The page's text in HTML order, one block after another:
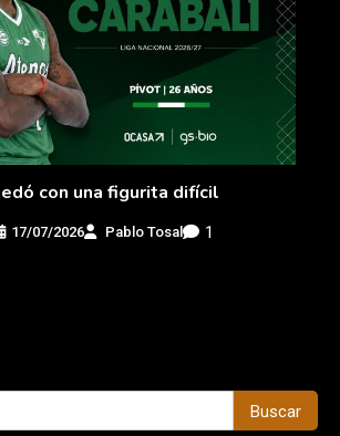
con una figurita difícil
17/07/2026 Pablo Tosal 1
Buscar